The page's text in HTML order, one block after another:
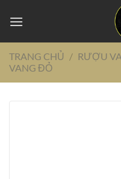
đến
dungTRANG CHỦ / RƯỢU
VANG ĐỎ